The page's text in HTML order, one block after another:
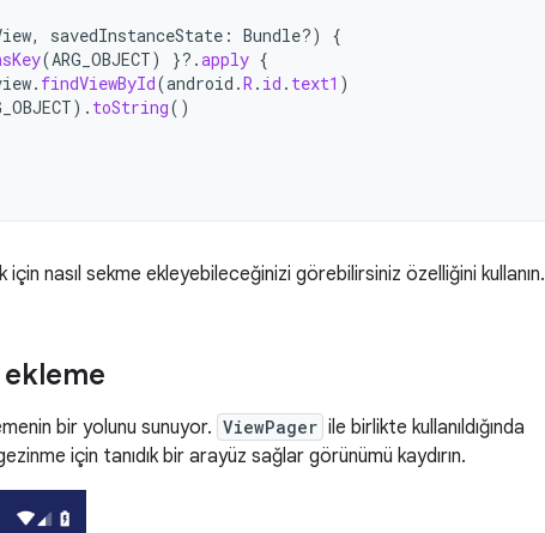
, savedInstanceState : Bundle?)
{
(ARG_OBJECT) }?.apply {
. findViewById(android .R . id . text1 )
). toString()
nasıl sekme ekleyebileceğinizi görebilirsiniz özelliğini kullanın.
bir yolunu sunuyor. ViewPager ile birlikte kullanıldığında
için tanıdık bir arayüz sağlar görünümü kaydırın.